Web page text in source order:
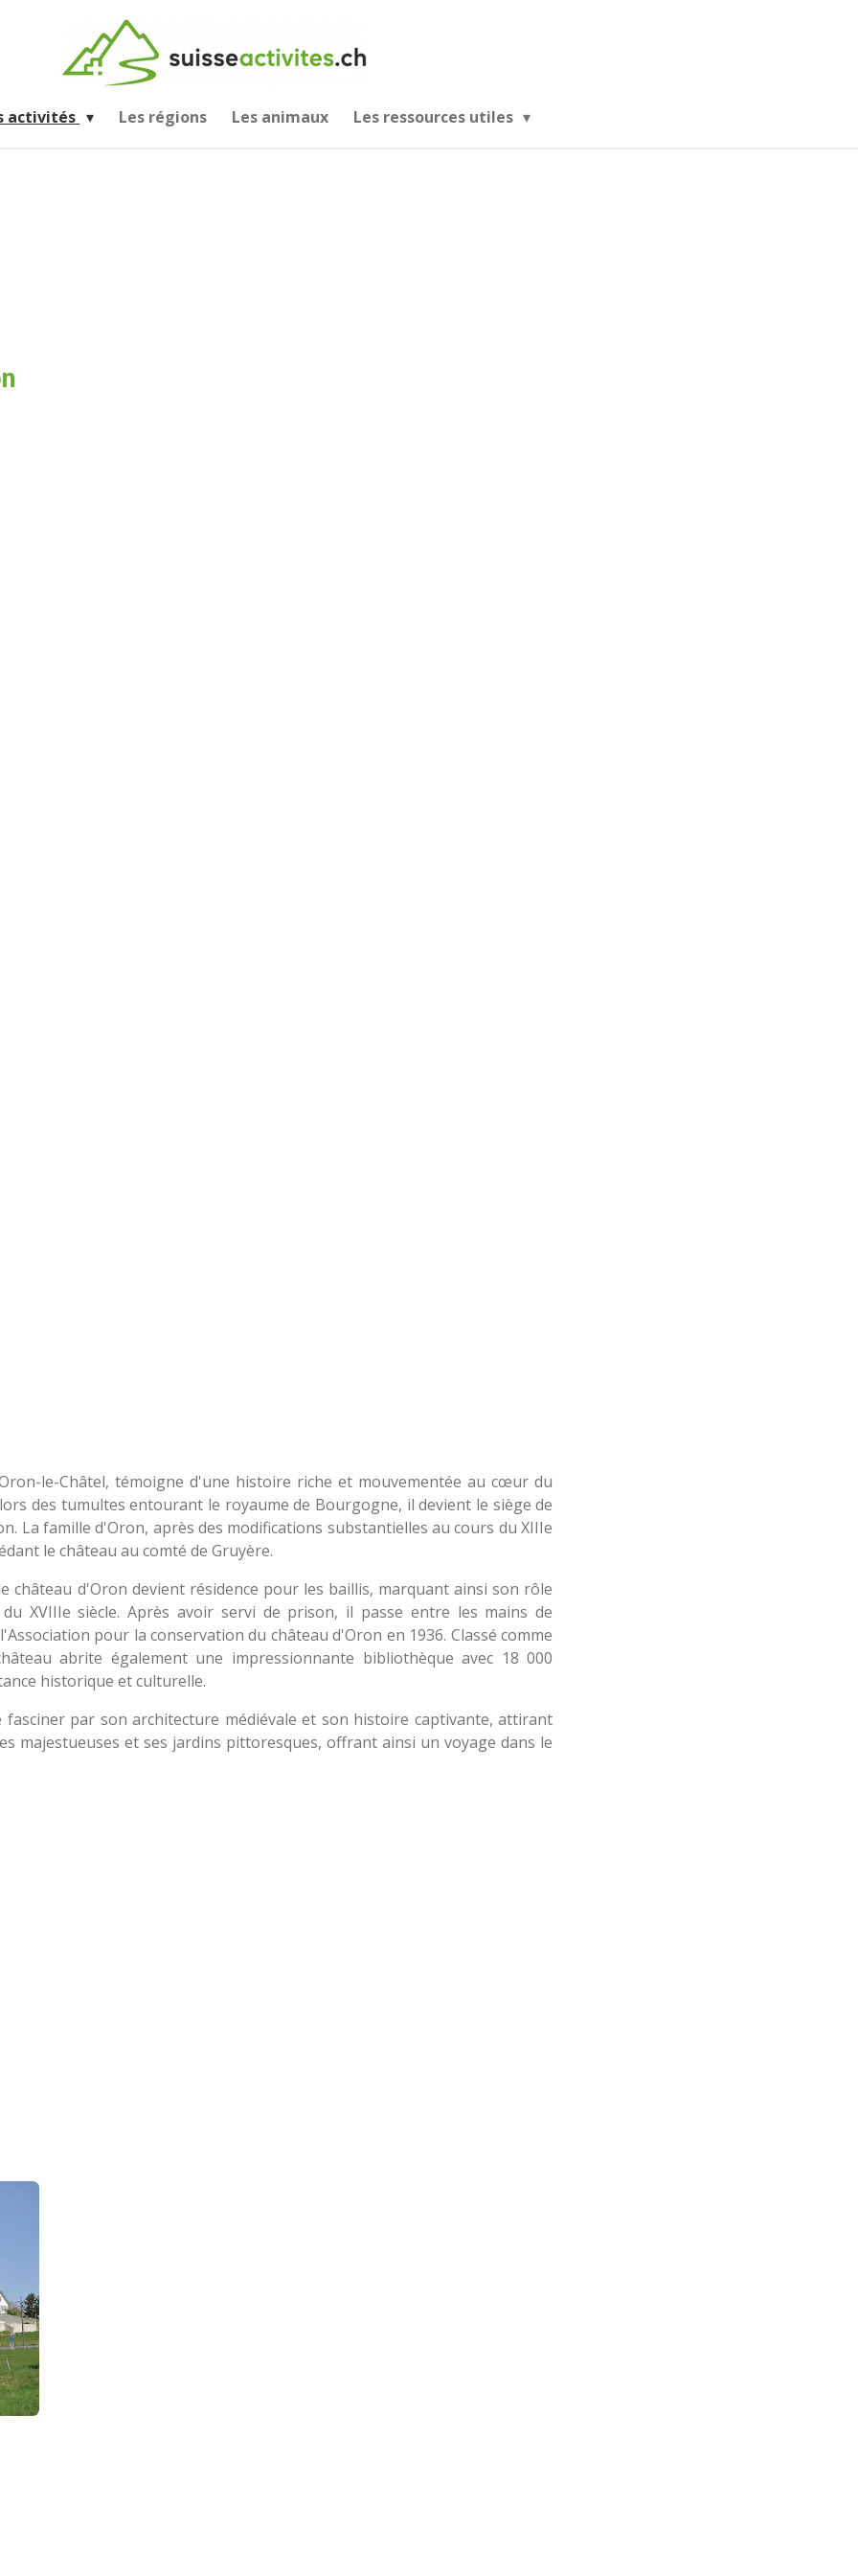
activités Les régions Les animaux Les ressources utiles
le-Châtel, témoigne d'une histoire riche et mouvementée au cœur du
des tumultes entourant le royaume de Bourgogne, il devient le siège de
La famille d'Oron, après des modifications substantielles au cours du XIIIe
le château au comté de Gruyère.
château d'Oron devient résidence pour les baillis, marquant ainsi son rôle
XVIIIe siècle. Après avoir servi de prison, il passe entre les mains de
pour la conservation du château d'Oron en 1936. Classé comme
abrite également une impressionnante bibliothèque avec 18 000
historique et culturelle.
par son architecture médiévale et son histoire captivante, attirant
majestueuses et ses jardins pittoresques, offrant ainsi un voyage dans le